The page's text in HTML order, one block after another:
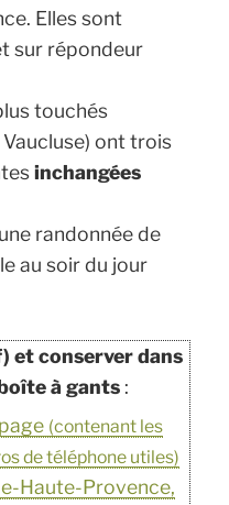
Elles sont
sur répondeur
touchés
ont trois
inchangées
randonnée de
au soir du jour
et conserver dans
à gants :
(contenant les
de téléphone utiles)
Haute-Provence,